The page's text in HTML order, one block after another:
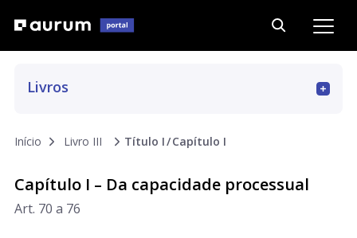
Livros
Art. 16 a 69
Início Livro III Título I Capítulo I
Capítulo I – Da capacidade processual
Art. 70 a 76